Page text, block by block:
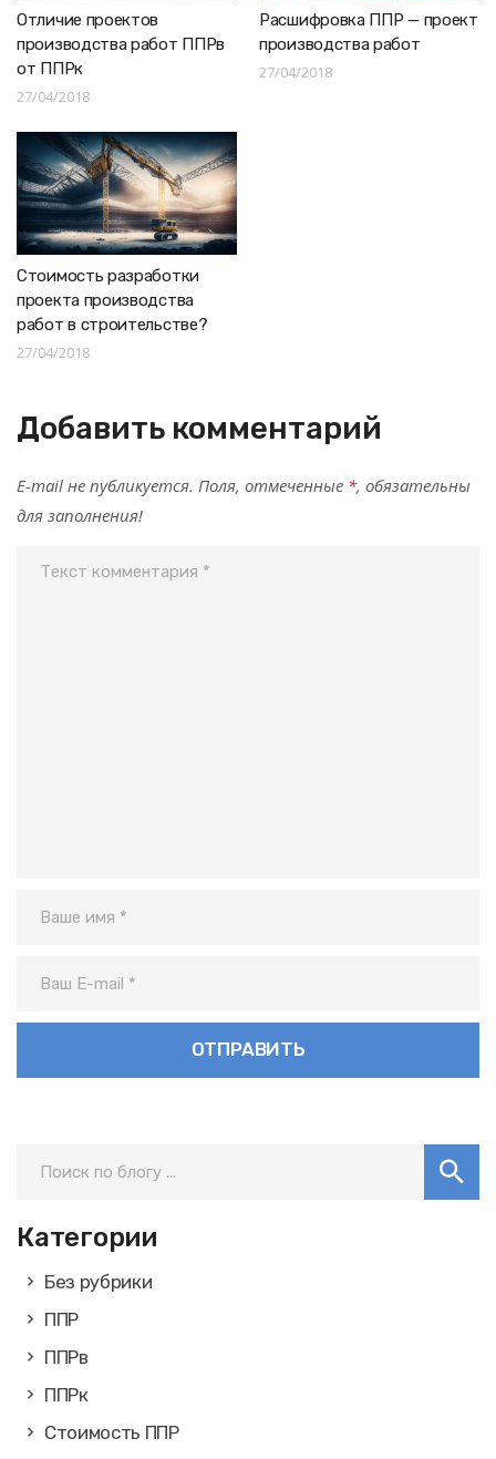
Отличие проектов
производства работ ППРв
от ППРк
27/04/2018
Расшифровка ППР — проект
производства работ
27/04/2018
Стоимость разработки
проекта производства
работ в строительстве?
27/04/2018
Добавить комментарий
E-mail не публикуется. Поля, отмеченные *, обязательны
для заполнения!
Категории
Без рубрики
ППР
ППРв
ППРк
Стоимость ППР